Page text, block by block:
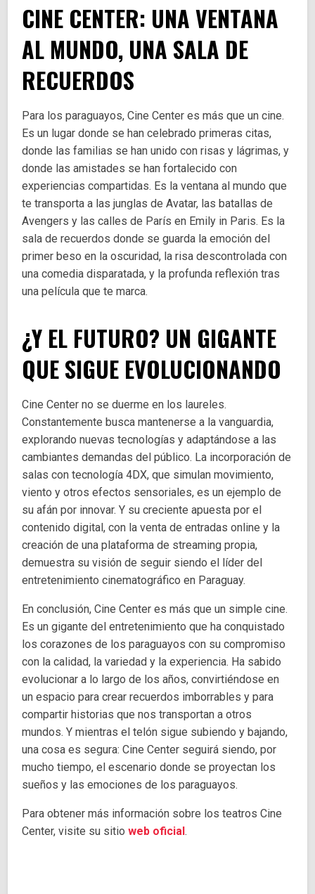
CINE CENTER: UNA VENTANA
AL MUNDO, UNA SALA DE
RECUERDOS
Para los paraguayos, Cine Center es más que un cine.
Es un lugar donde se han celebrado primeras citas,
donde las familias se han unido con risas y lágrimas, y
donde las amistades se han fortalecido con
experiencias compartidas. Es la ventana al mundo que
te transporta a las junglas de Avatar, las batallas de
Avengers y las calles de París en Emily in Paris. Es la
sala de recuerdos donde se guarda la emoción del
primer beso en la oscuridad, la risa descontrolada con
una comedia disparatada, y la profunda reflexión tras
una película que te marca.
¿Y EL FUTURO? UN GIGANTE
QUE SIGUE EVOLUCIONANDO
Cine Center no se duerme en los laureles.
Constantemente busca mantenerse a la vanguardia,
explorando nuevas tecnologías y adaptándose a las
cambiantes demandas del público. La incorporación de
salas con tecnología 4DX, que simulan movimiento,
viento y otros efectos sensoriales, es un ejemplo de
su afán por innovar. Y su creciente apuesta por el
contenido digital, con la venta de entradas online y la
creación de una plataforma de streaming propia,
demuestra su visión de seguir siendo el líder del
entretenimiento cinematográfico en Paraguay.
En conclusión, Cine Center es más que un simple cine.
Es un gigante del entretenimiento que ha conquistado
los corazones de los paraguayos con su compromiso
con la calidad, la variedad y la experiencia. Ha sabido
evolucionar a lo largo de los años, convirtiéndose en
un espacio para crear recuerdos imborrables y para
compartir historias que nos transportan a otros
mundos. Y mientras el telón sigue subiendo y bajando,
una cosa es segura: Cine Center seguirá siendo, por
mucho tiempo, el escenario donde se proyectan los
sueños y las emociones de los paraguayos.
Para obtener más información sobre los teatros Cine
Center, visite su sitioweb oficial.